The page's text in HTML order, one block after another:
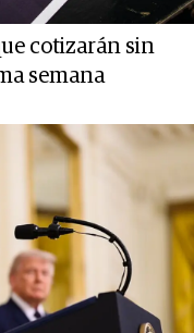
cotizarán sin
semana